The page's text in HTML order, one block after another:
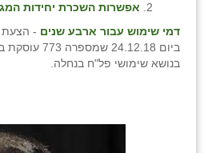
אפשרות השכרת יחידות
דמי שימוש עבור ארבע שנים - הצעת
בנושא שימושי פל"ח בנחלה.